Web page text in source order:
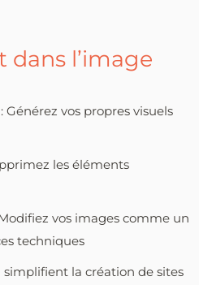
dans l’image
vos propres visuels
les éléments
vos images comme un
techniques
simplifient la création de sites